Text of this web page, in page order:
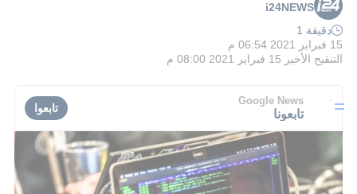
i24NEWS
دقيقة 1
15 فبراير 2021 06:54 م
التنقيح الأخير 15 فبراير 2021 08:00 م
Google News
تابعونا تابعوا